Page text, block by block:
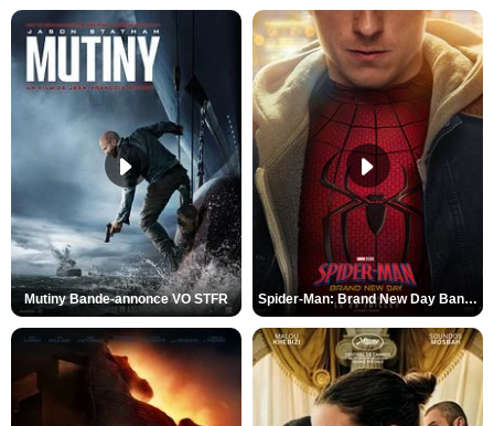
Mutiny Bande-annonce VO STFR Spider-Man: Brand New Day Bande-annonce VO STFR